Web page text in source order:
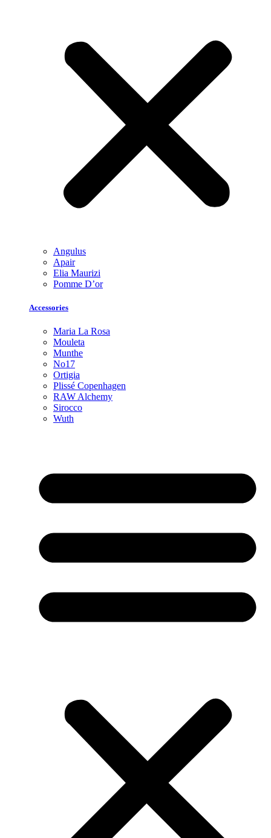
Angulus
Apair
Elia Maurizi
Pomme D’or
Accessories
Maria La Rosa
Mouleta
Munthe
No17
Ortigia
Plissé Copenhagen
RAW Alchemy
Sirocco
Wuth